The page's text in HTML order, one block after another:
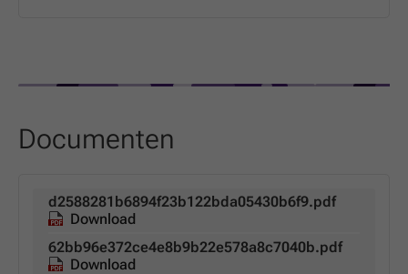
Documenten
d2588281b6894f23b122bda05430b6f9.pdf
Download
62bb96e372ce4e8b9b22e578a8c7040b.pdf
Download